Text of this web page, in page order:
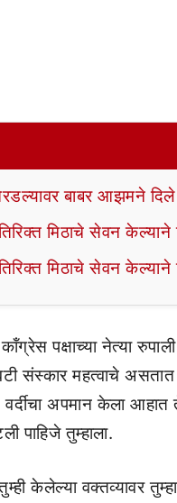
बाबर आझमने दिले
मिठाचे सेवन केल्याने
मिठाचे सेवन केल्याने
कॉंग्रेस पक्षाच्या नेत्या
संस्कार महत्वाचे
वर्दीचा अपमान केला
पाहिजे तुम्हाला.
केलेल्या वक्तव्यावर